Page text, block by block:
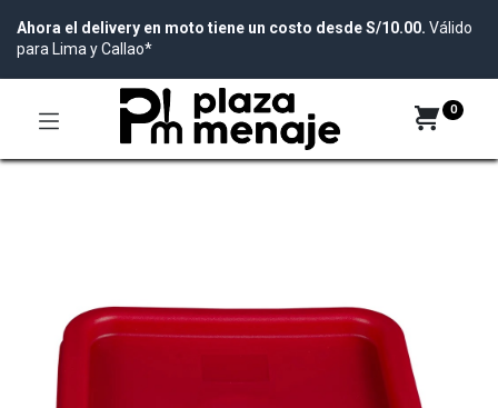
Ahora el delivery en moto tiene un costo desde S/10.00. Válido
para Lima y Callao*
0